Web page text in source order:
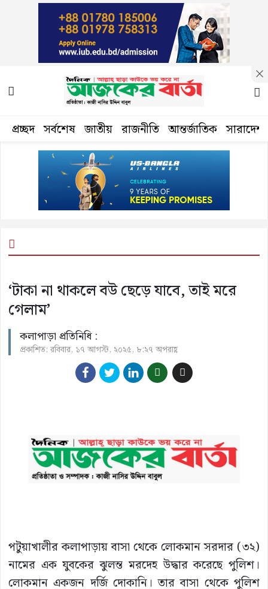
প্রচ্ছদ সর্বশেষ জাতীয় রাজনীতি আন্তর্জাতিক সারাদেশ
‘টাকা না থাকলে বউ ছেড়ে যাবে, তাই মরে
গেলাম’
কলাপাড়া প্রতিনিধি :
প্রকাশিত: রবিবার, ১৭ আগস্ট, ২০২৫, ৮:২৭ অপরাহ্ণ
পটুয়াখালীর কলাপাড়ায় বাসা থেকে লোকমান সরদার (৩২)
নামের এক যুবকের ঝুলন্ত মরদেহ উদ্ধার করেছে পুলিশ।
লোকমান একজন দর্জি দোকানি। তার বাসা থেকে পুলিশ